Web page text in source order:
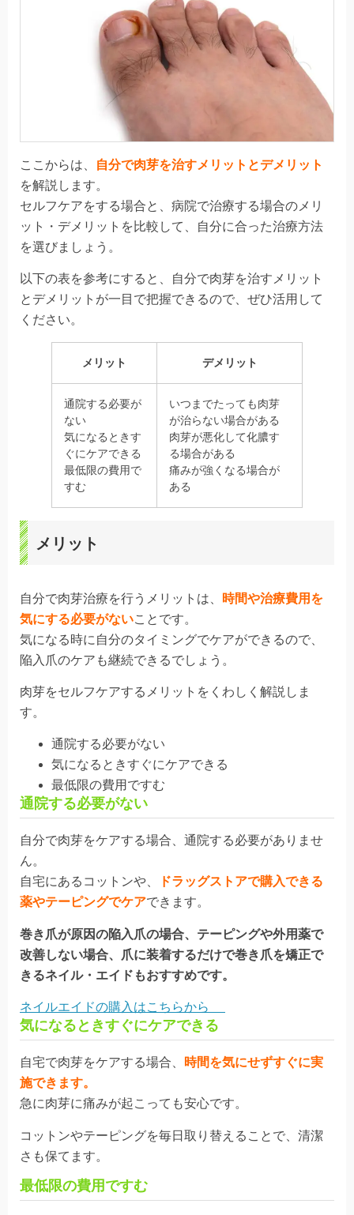
ここからは、 自分で肉芽を治すメリットとデメリット
を解説します。
セルフケアをする場合と、病院で治療する場合のメリ
ット・デメリットを比較して、
自分に合った治療方法
を選びましょう 。
以下の表を参考にすると、自分で肉芽を治すメリット
とデメリットが一目で把握できるので、ぜひ活用して
ください。
メリット デメリット
通院する必要が
ない
気になるときす
ぐにケアできる
最低限の費用で
すむ
いつまでたっても肉芽
が治らない場合がある
肉芽が悪化して化膿す
る場合がある
痛みが強くなる場合が
ある
メリット
自分で肉芽治療を行うメリットは、
時間や治療費用を
気にする必要がないことです。
気になる時に自分のタイミングでケアができるので、
陥入爪のケアも継続できるでしょう。
肉芽をセルフケアするメリットをくわしく解説しま
す。
通院する必要がない
気になるときすぐにケアできる
最低限の費用ですむ
通院する必要がない
自分で肉芽をケアする場合、 通院する必要がありませ
ん。
自宅にあるコットンや、
ドラッグストアで購入できる
薬やテーピングでケアできます。
巻き爪が原因の陥入爪の場合、テーピングや外用薬で
改善しない場合、爪に装着するだけで巻き爪を矯正で
きるネイル・エイドもおすすめです。
ネイルエイドの購入はこちらから
気になるときすぐにケアできる
自宅で肉芽をケアする場合、
時間を気にせずすぐに実
施できます。
急に肉芽に痛みが起こっても安心です。
コットンやテーピングを毎日取り替えることで、清潔
さも保てます。
最低限の費用ですむ